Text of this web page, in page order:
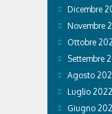
Dicembre
Novembre
Ottobre
Settembre
Agosto
Luglio 2022
Giugno